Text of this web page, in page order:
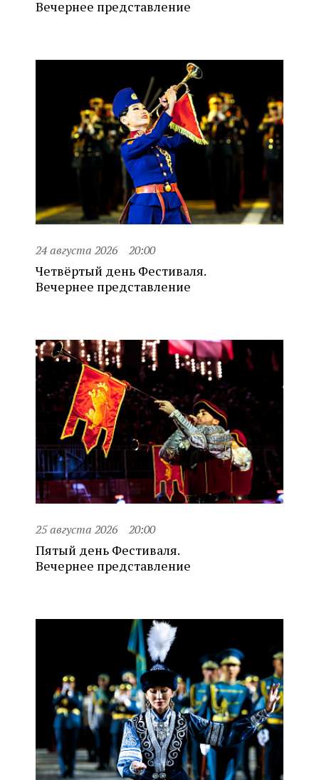
Вечернее представление
24 августа 2026 20:00
Четвёртый день Фестиваля.
Вечернее представление
25 августа 2026 20:00
Пятый день Фестиваля.
Вечернее представление